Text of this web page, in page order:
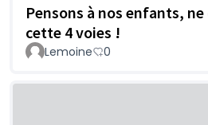
Pensons à nos enfants,
cette 4 voies !
Lemoine 0